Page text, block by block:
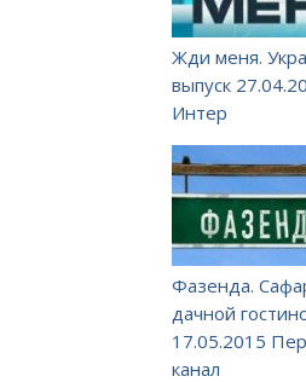
Жди меня.
выпуск
Интер
Фазенда.
дачной
17.05.2015
канал